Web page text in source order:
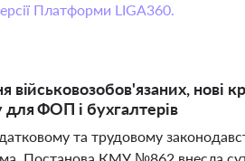
Платформи LIGA360.
нові
для ФОП і бухгалтерів
та трудовому